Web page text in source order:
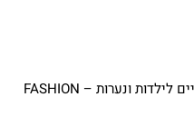
ערכת ספא מפנקת לרגליים לילדות ונערות – FASHION